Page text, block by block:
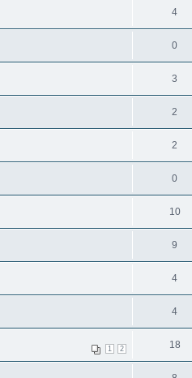
4
0
3
2
2
0
10
9
4
4
1 2 18